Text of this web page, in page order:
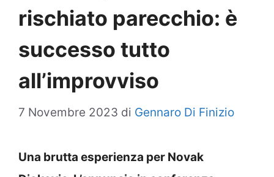
rischiato parecchio: è
successo tutto
all’improvviso
7 Novembre 2023 di Gennaro Di Finizio
Una brutta esperienza per Novak